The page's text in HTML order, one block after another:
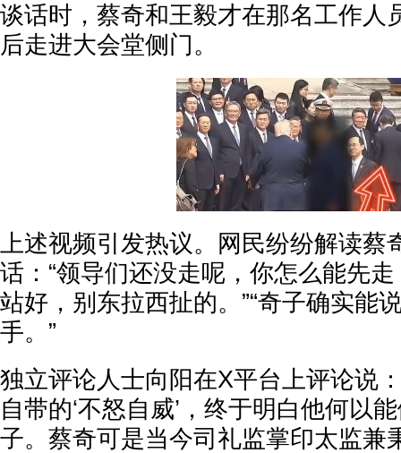
谈话时，蔡奇和王毅才在那名工作人
后走进大会堂侧门。
上述视频引发热议。网民纷纷解读蔡
话：“领导们还没走呢，你怎么能先走
站好，别东拉西扯的。”“奇子确实能
手。”
独立评论人士向阳在X平台上评论说
自带的‘不怒自威’，终于明白他何以
子。蔡奇可是当今司礼监掌印太监兼